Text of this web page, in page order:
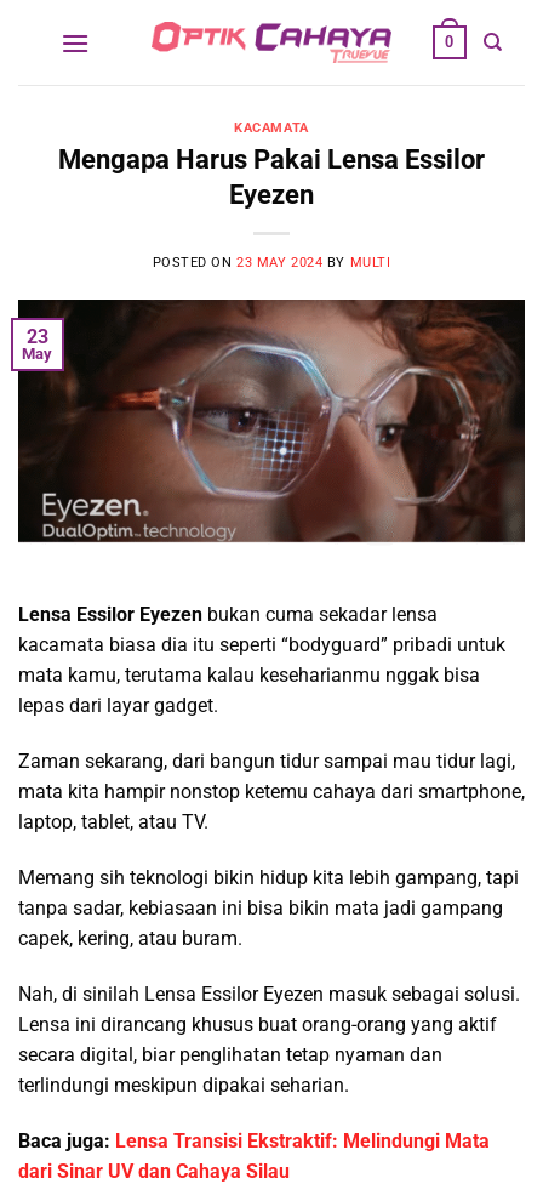
0
KACAMATA
Mengapa Harus Pakai Lensa Essilor
Eyezen
POSTED ON23 MAY 2024 BY MULTI
23
May
Lensa Essilor Eyezen bukan cuma sekadar lensa
kacamata biasa dia itu seperti “bodyguard” pribadi untuk
mata kamu, terutama kalau keseharianmu nggak bisa
lepas dari layar gadget.
Zaman sekarang, dari bangun tidur sampai mau tidur lagi,
mata kita hampir nonstop ketemu cahaya dari smartphone,
laptop, tablet, atau TV.
Memang sih teknologi bikin hidup kita lebih gampang, tapi
tanpa sadar, kebiasaan ini bisa bikin mata jadi gampang
capek, kering, atau buram.
Nah, di sinilah Lensa Essilor Eyezen masuk sebagai solusi.
Lensa ini dirancang khusus buat orang-orang yang aktif
secara digital, biar penglihatan tetap nyaman dan
terlindungi meskipun dipakai seharian.
Baca juga: Lensa Transisi Ekstraktif: Melindungi Mata
dari Sinar UV dan Cahaya Silau